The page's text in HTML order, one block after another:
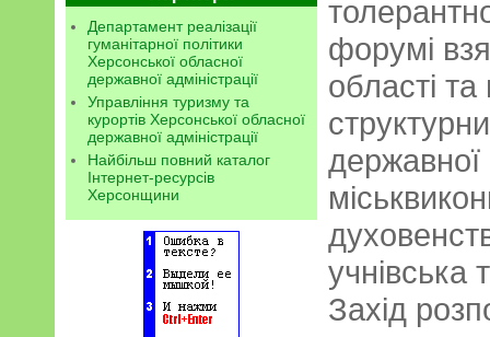
Департамент реалізації
гуманітарної політики
Херсонської обласної
державної адміністрації
Управління туризму та
курортів Херсонської обласної
державної адміністрації
Найбільш повний каталог
Інтернет-ресурсів
Херсонщини
форумі
області
державної
учнівська
Захід